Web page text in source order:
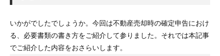
いかがでしたでしょうか。今回は不動産売却時の確定申告におけ
る、必要書類の書き方をご紹介して参りました。それでは本記事
でご紹介した内容をおさらいします。